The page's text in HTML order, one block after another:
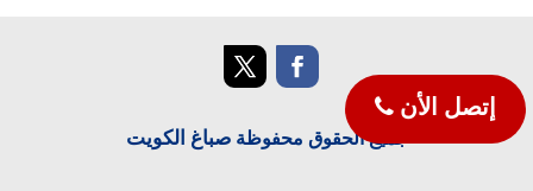
جميع الحقوق محفوظةصباغ الكويت
إتصل الأن